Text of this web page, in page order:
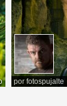
por fotospujalte